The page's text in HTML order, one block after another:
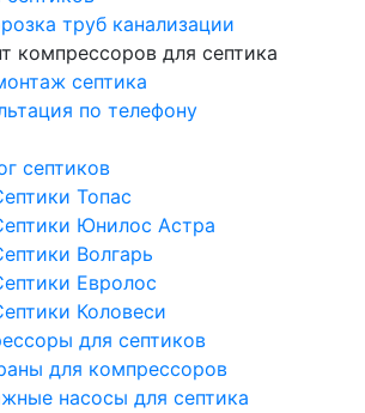
труб канализации
компрессоров для септика
септика
по телефону
септиков
Топас
Юнилос Астра
Волгарь
Евролос
Коловеси
для септиков
для компрессоров
насосы для септика